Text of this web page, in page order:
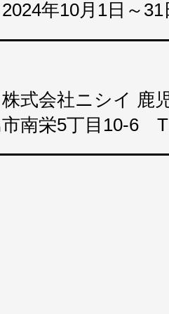
年10月1日～31
株式会社ニシイ
市南栄5丁目10-6